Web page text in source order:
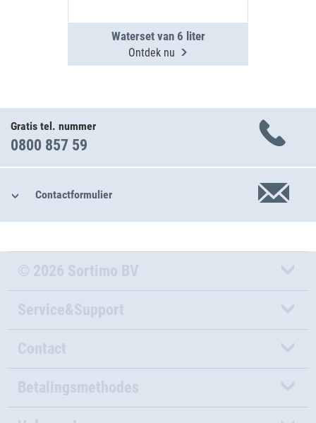
Waterset van 6 liter
Ontdek nu
Gratis tel. nummer
0800 857 59
Contactformulier
© 2026 Sortimo BV
Service&Support
Contact
Betalingsmethodes